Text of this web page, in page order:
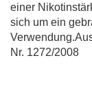
einer
sich um ein
Nr. 1272/2008